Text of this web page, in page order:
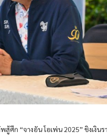
ศึก “จางอัน โอเพ่น 2025” ชิงเงิ